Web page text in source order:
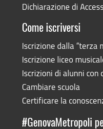
Dichiarazione di
Come iscriversi
Iscrizione dalla “terza
Iscrizione liceo
Iscrizioni di alunni con
Cambiare scuola
Certificare la
#GenovaMetropoli